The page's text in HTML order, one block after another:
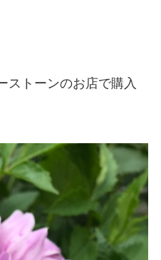
ストーンのお店で購入